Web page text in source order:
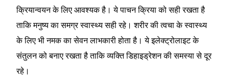
क्रियान्वयन के लिए आवश्यक है। ये पाचन क्रिया को सही रखता है
ताकि मनुष्य का समग्र स्वास्थ्य सही रहे। शरीर की त्वचा के स्वास्थ्य
के लिए भी नमक का सेवन लाभकारी होता है। ये इलेक्ट्रोलाइट के
संतुलन को बनाए रखता है ताकि व्यक्ति डिहाइड्रेशन की समस्या से दूर
रहे।